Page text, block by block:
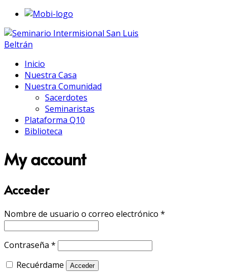
Inicio
Nuestra Casa
Nuestra Comunidad
Sacerdotes
Seminaristas
Plataforma Q10
Biblioteca
My account
Acceder
Nombre de usuario o correo electrónico *
Contraseña *
Recuérdame
Acceder